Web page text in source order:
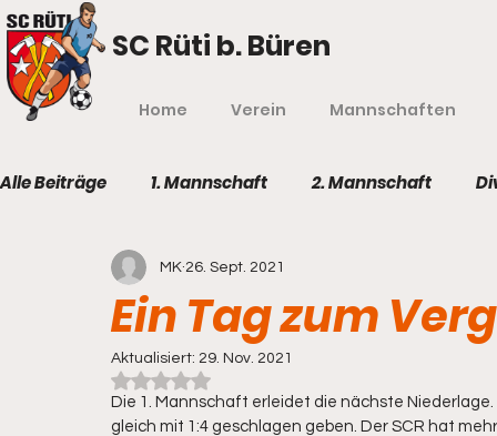
SC Rüti b. Büren
Home Verein Mannschaften
Alle Beiträge 1. Mannschaft 2. Mannschaft
Ein Tag zum
MK 26. Sept. 2021
Aktualisiert: 29. Nov. 2021
Mit NaN von 5 Sternen bewertet.
Die 1. Mannschaft erleidet die nächste
gleich mit 1:4 geschlagen geben. Der SCR hat